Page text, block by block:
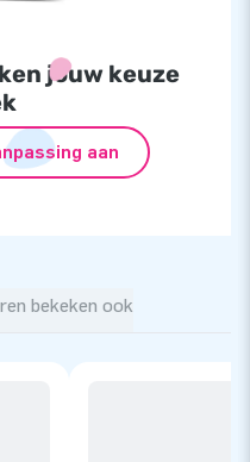
jouw keuze
aan
bekeken ook